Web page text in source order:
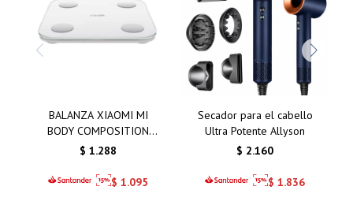
BALANZA XIAOMI MI
BODY COMPOSITION
SCALE S400
$ 1.288
$ 1.095
Secador para el cabello
Ultra Potente Allyson
$ 2.160
$ 1.836